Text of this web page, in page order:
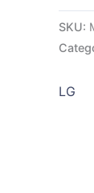
SKU:
LG